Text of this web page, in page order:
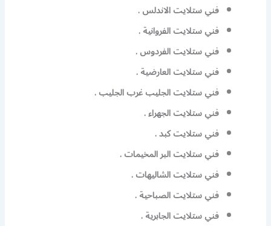
فني ستلايت الاندلس .
فني ستلايت الفروانية .
فني ستلايت الفردوس .
فني ستلايت العارضية .
فني ستلايت الجليب غرب الجليب .
فني ستلايت الجهراء .
فني ستلايت كبد .
فني ستلايت البر المخيمات .
فني ستلايت الشاليهات .
فني ستلايت الصباحية .
فني ستلايت الجابرية .